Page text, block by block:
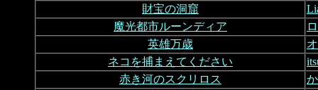
財宝の洞窟
魔光都市ルーンディア
英雄万歳
ネコを捕まえてください
赤き河のスクリロス